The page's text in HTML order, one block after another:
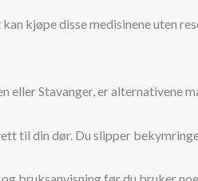
kjøpe disse medisinene uten
eller Stavanger, er
til din dør. Du slipper